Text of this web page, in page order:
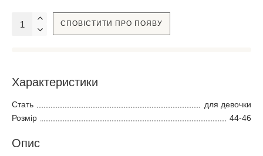
СПОВІСТИТИ ПРО ПОЯВУ
Характеристики
Стать
для девочки
Розмір
44-46
Опис